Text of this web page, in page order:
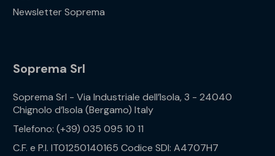
Newsletter Soprema
Soprema Srl
Soprema Srl - Via Industriale dell’Isola, 3 - 24040
Chignolo d’Isola (Bergamo) Italy
Telefono: (+39) 035 095 10 11
C.F. e P.I. IT01250140165 Codice SDI: A4707H7